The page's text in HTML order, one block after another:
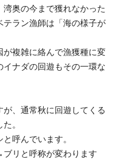
奥の今まで獲れなかった
ラン漁師は「海の様子が
複雑に絡んで漁獲種に変
ナダの回遊もその一環な
、通常秋に回遊してくる
。
呼んでいます。
リと呼称が変わります